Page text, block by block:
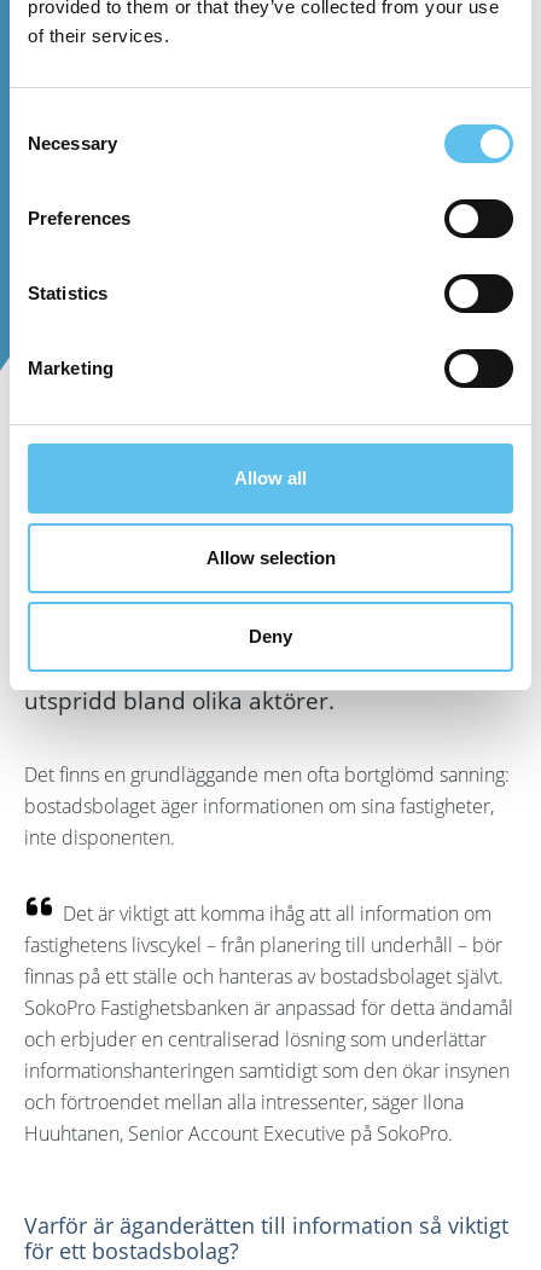
provided to them or that they’ve collected from your use
of their services.
Selection
Necessary
Preferences
Statistics
Marketing
Allow all
Allow selection
Deny
Känner du som är styrelsemedlem eller
aktieägare i ett bostadsbolag ofta att du inte
vet tillräckligt om ditt bostadsbolag eller att
det är svårt att hitta information?
Informationshantering är avgörande i
fastighetsbranschen, liksom i alla andra
branscher, men den är ofta dold och
utspridd bland olika aktörer.
Det finns en grundläggande men ofta bortglömd sanning:
bostadsbolaget äger informationen om sina fastigheter,
inte disponenten.
Det är viktigt att komma ihåg att all information om
fastighetens livscykel – från planering till underhåll – bör
finnas på ett ställe och hanteras av bostadsbolaget självt.
SokoPro Fastighetsbanken är anpassad för detta ändamål
och erbjuder en centraliserad lösning som underlättar
informationshanteringen samtidigt som den ökar insynen
och förtroendet mellan alla intressenter, säger Ilona
Huuhtanen, Senior Account Executive på SokoPro.
Varför är äganderätten till information så viktigt
för ett bostadsbolag?